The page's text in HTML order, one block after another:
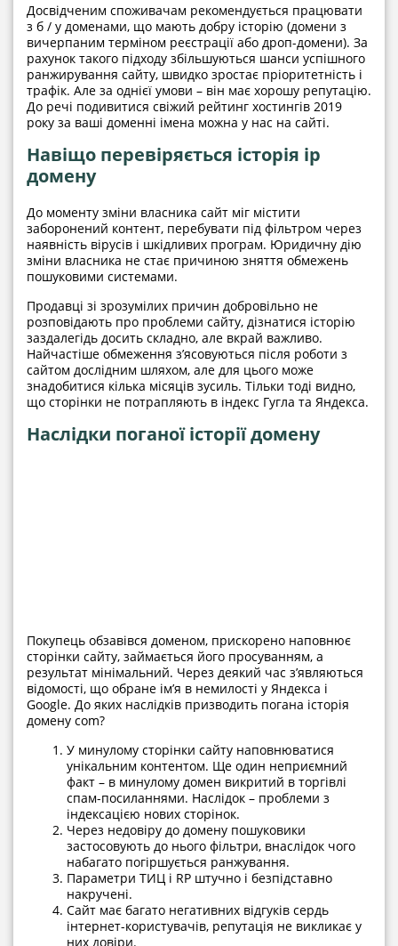
Досвідченим споживачам рекомендується працювати
з б / у доменами, що мають добру історію (домени з
вичерпаним терміном реєстрації або дроп-домени). За
рахунок такого підходу збільшуються шанси успішного
ранжирування сайту, швидко зростає пріоритетність і
трафік. Але за однієї умови – він має хорошу репутацію.
До речі подивитися свіжий рейтинг хостингів 2019
року за ваші доменні імена можна у нас на сайті.
Навіщо перевіряється історія ip
домену
До моменту зміни власника сайт міг містити
заборонений контент, перебувати під фільтром через
наявність вірусів і шкідливих програм. Юридичну дію
зміни власника не стає причиною зняття обмежень
пошуковими системами.
Продавці зі зрозумілих причин добровільно не
розповідають про проблеми сайту, дізнатися історію
заздалегідь досить складно, але вкрай важливо.
Найчастіше обмеження з’ясовуються після роботи з
сайтом дослідним шляхом, але для цього може
знадобитися кілька місяців зусиль. Тільки тоді видно,
що сторінки не потрапляють в індекс Гугла та Яндекса.
Наслідки поганої історії домену
Покупець обзавівся доменом, прискорено наповнює
сторінки сайту, займається його просуванням, а
результат мінімальний. Через деякий час з’являються
відомості, що обране ім’я в немилості у Яндекса і
Google. До яких наслідків призводить погана історія
домену com?
У минулому сторінки сайту наповнюватися
унікальним контентом. Ще один неприємний
факт – в минулому домен викритий в торгівлі
спам-посиланнями. Наслідок – проблеми з
індексацією нових сторінок.
Через недовіру до домену пошуковики
застосовують до нього фільтри, внаслідок чого
набагато погіршується ранжування.
Параметри ТИЦ і RP штучно і безпідставно
накручені.
Сайт має багато негативних відгуків сердь
інтернет-користувачів, репутація не викликає у
них довіри.